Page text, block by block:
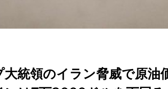
大統領のイラン脅威で原